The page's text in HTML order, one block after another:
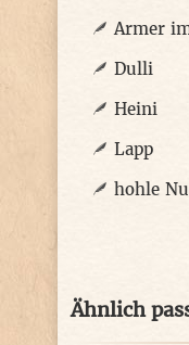
Armer
Dulli
Heini
Lapp
hohle
Ähnlich